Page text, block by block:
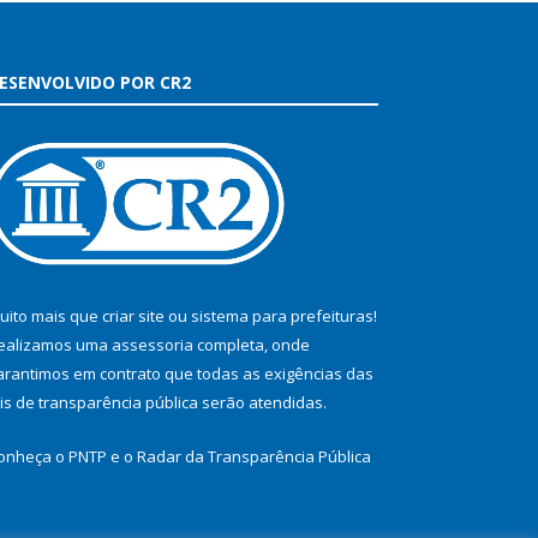
POR CR2
mais que criar site ou sistema para prefeituras!
uma assessoria completa, onde
em contrato que todas as exigências das
de transparência pública serão atendidas.
o PNTP e o Radar da Transparência Pública